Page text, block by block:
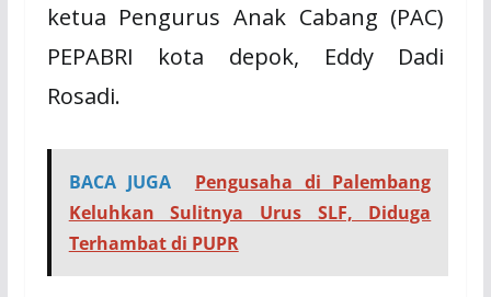
ketua Pengurus Anak Cabang (PAC)
PEPABRI kota depok, Eddy Dadi
Rosadi.
BACA JUGA
Pengusaha di Palembang
Keluhkan Sulitnya Urus SLF, Diduga
Terhambat di PUPR